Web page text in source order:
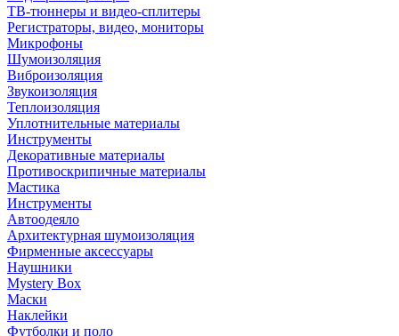
ТВ-тюннеры и видео-сплитеры
Регистраторы, видео, мониторы
Микрофоны
Шумоизоляция
Виброизоляция
Звукоизоляция
Теплоизоляция
Уплотнительные материалы
Инструменты
Декоративные материалы
Противоскрипичные материалы
Мастика
Инструменты
Автоодеяло
Архитектурная шумоизоляция
Фирменные аксессуары
Наушники
Mystery Box
Маски
Наклейки
Футболки и поло